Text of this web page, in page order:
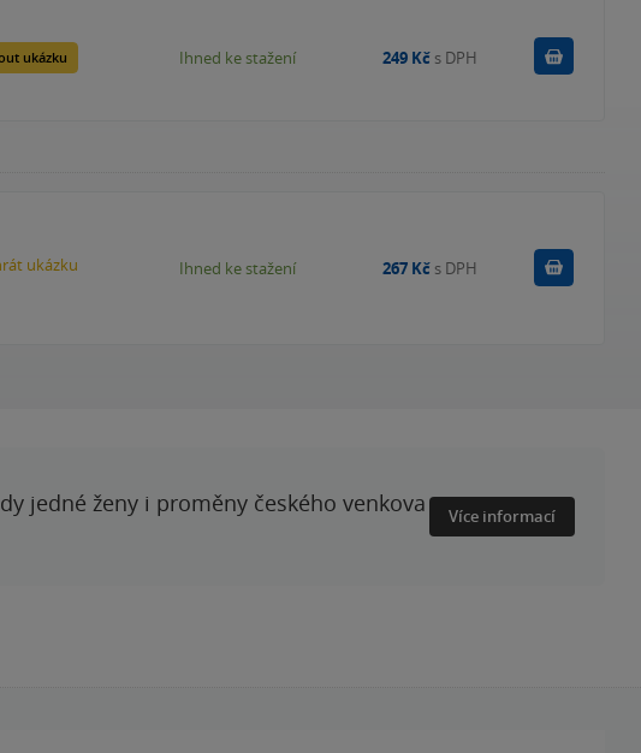
ukázku Ihned ke stažení 249 Kč s DPH Koupit
ukázku Ihned ke stažení 267 Kč s DPH Koupit
jedné ženy i proměny českého venkova
Více informací